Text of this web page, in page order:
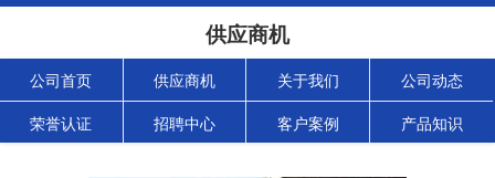
供应商机
公司首页 供应商机 关于我们 公司动态
荣誉认证 招聘中心 客户案例 产品知识